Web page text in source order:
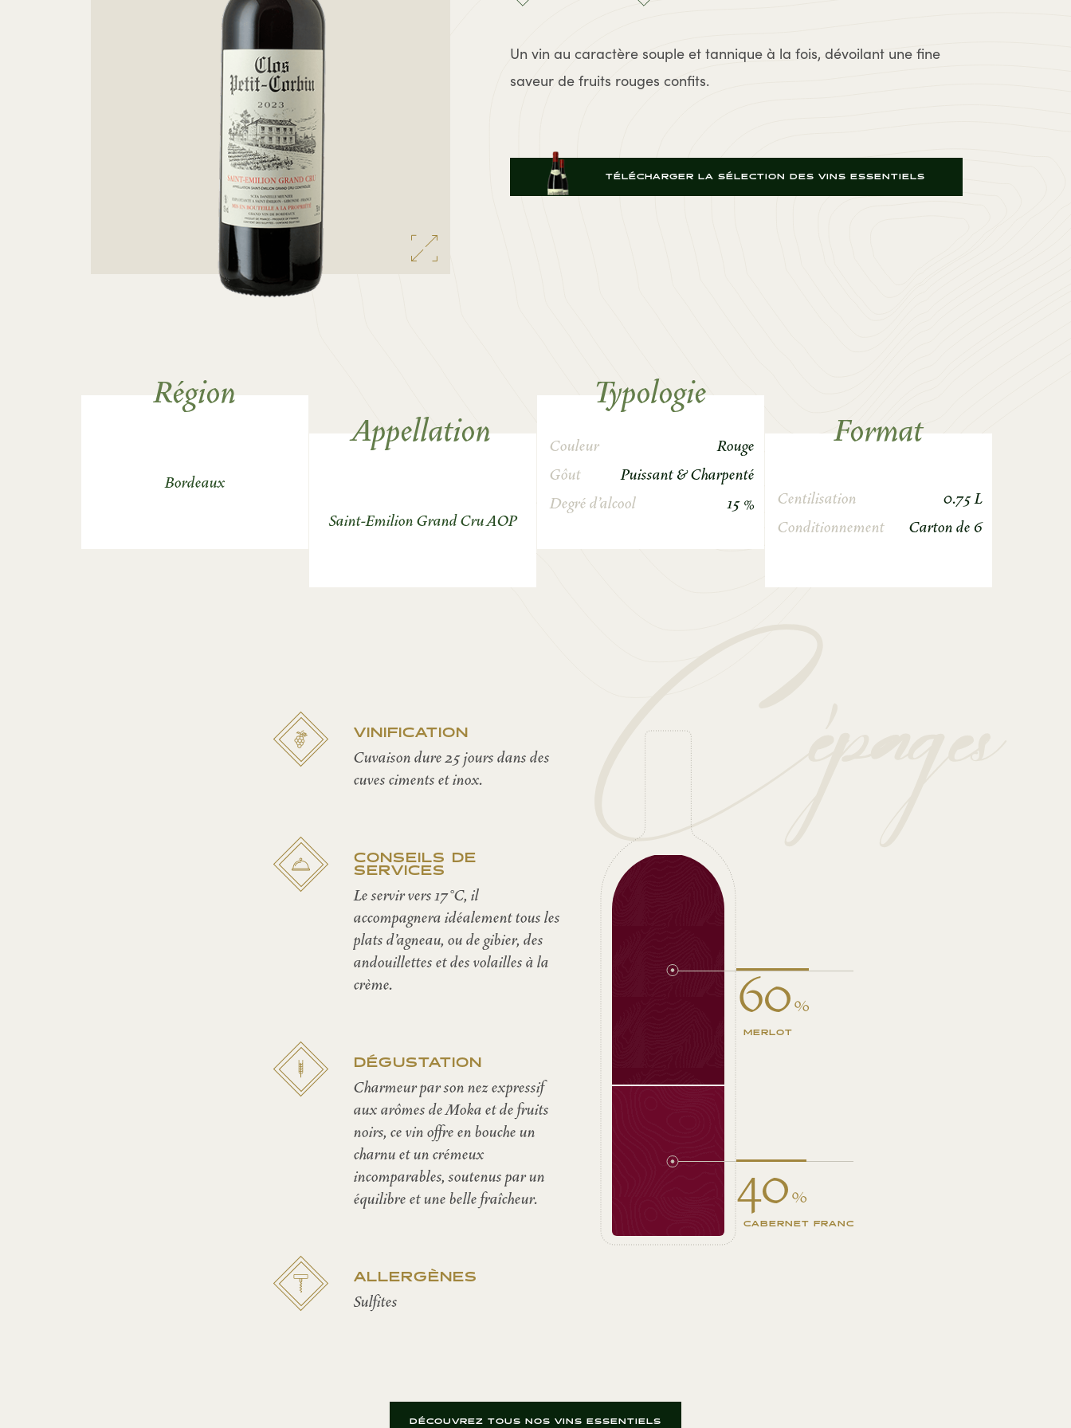
Un vin au caractère souple et tannique à la fois, dévoilant une fine
saveur de fruits rouges confits.
TÉLÉCHARGER LA SÉLECTION DES VINS ESSENTIELS
Région
Bordeaux
Appellation
Saint-Emilion Grand Cru AOP
Typologie
Couleur
Rouge
Gôut
Puissant & Charpenté
Degré d’alcool
15 %
Format
Centilisation
0.75 L
Conditionnement
Carton de 6
VINIFICATION
Cuvaison dure 25 jours dans des
cuves ciments et inox.
CONSEILS DE
SERVICES
Le servir vers 17°C, il
accompagnera idéalement tous les
plats d’agneau, ou de gibier, des
andouillettes et des volailles à la
crème.
DÉGUSTATION
Charmeur par son nez expressif
aux arômes de Moka et de fruits
noirs, ce vin offre en bouche un
charnu et un crémeux
incomparables, soutenus par un
équilibre et une belle fraîcheur.
ALLERGÈNES
Sulfites
Cépages
60%
MERLOT
40%
CABERNET FRANC
DÉCOUVREZ TOUS NOS VINS ESSENTIELS